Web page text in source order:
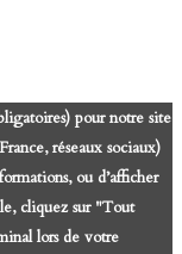
pour notre site
réseaux sociaux)
ou d’afficher
cliquez sur "Tout
lors de votre